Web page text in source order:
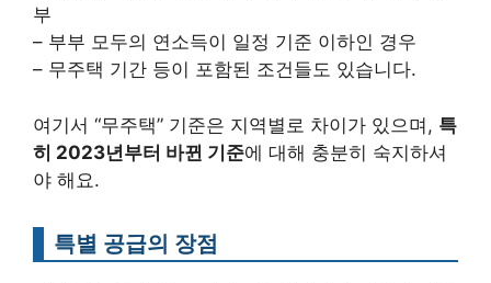
부
– 부부 모두의 연소득이 일정 기준 이하인 경우
– 무주택 기간 등이 포함된 조건들도 있습니다.
여기서 “무주택” 기준은 지역별로 차이가 있으며, 특
히 2023년부터 바뀐 기준에 대해 충분히 숙지하셔
야 해요.
특별 공급의 장점